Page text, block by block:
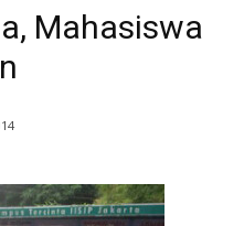
Mahasiswa